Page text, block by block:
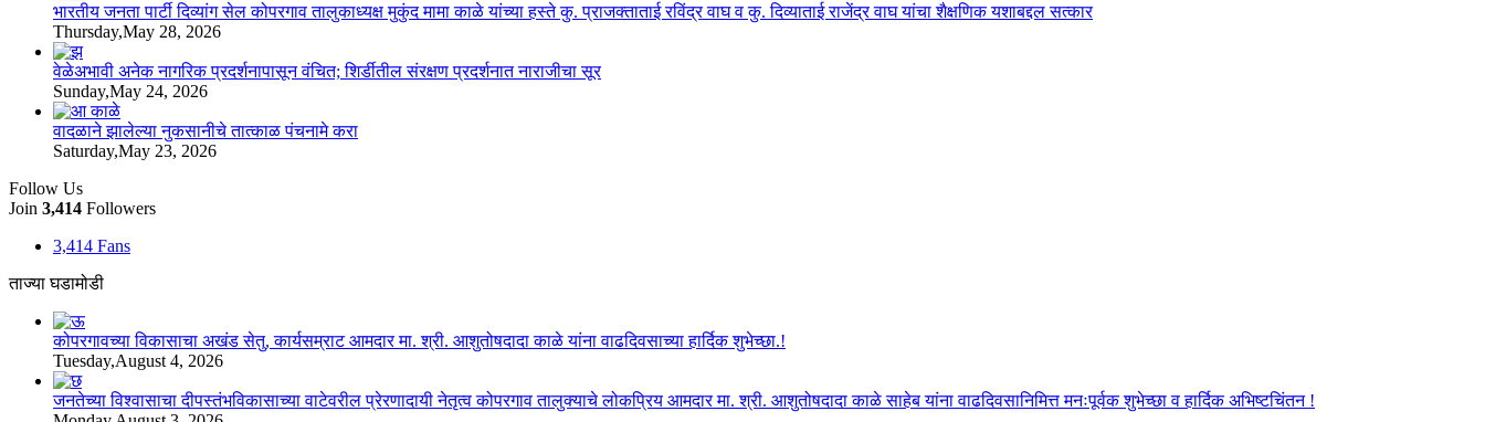
भारतीय जनता पार्टी दिव्यांग सेल कोपरगाव तालुकाध्यक्ष मुकुंद मामा काळे यांच्या हस्ते कु. प्राजक्ताताई रविंद्र वाघ व कु. दिव्याताई राजेंद्र वाघ यांचा शैक्षणिक यशाबद्दल सत्कार
Thursday,May 28, 2026
वेळेअभावी अनेक नागरिक प्रदर्शनापासून वंचित; शिर्डीतील संरक्षण प्रदर्शनात नाराजीचा सूर
Sunday,May 24, 2026
वादळाने झालेल्या नुकसानीचे तात्काळ पंचनामे करा
Saturday,May 23, 2026
Follow Us
Join 3,414 Followers
3,414 Fans
ताज्या घडामोडी
कोपरगावच्या विकासाचा अखंड सेतु, कार्यसम्राट आमदार मा. श्री. आशुतोषदादा काळे यांना वाढदिवसाच्या हार्दिक शुभेच्छा.!
Tuesday,August 4, 2026
जनतेच्या विश्वासाचा दीपस्तंभविकासाच्या वाटेवरील प्रेरणादायी नेतृत्व कोपरगाव तालुक्याचे लोकप्रिय आमदार मा. श्री. आशुतोषदादा काळे साहेब यांना वाढदिवसानिमित्त मनःपूर्वक शुभेच्छा व हार्दिक अभिष्टचिंतन !